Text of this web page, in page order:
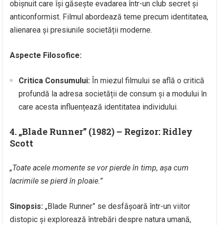
obișnuit care își găsește evadarea într-un club secret și
anticonformist. Filmul abordează teme precum identitatea,
alienarea și presiunile societății moderne.
Aspecte Filosofice:
Critica Consumului: În miezul filmului se află o critică
profundă la adresa societății de consum și a modului în
care acesta influențează identitatea individului.
4. „Blade Runner” (1982) – Regizor: Ridley
Scott
„Toate acele momente se vor pierde în timp, așa cum
lacrimile se pierd în ploaie.”
Sinopsis: „Blade Runner” se desfășoară într-un viitor
distopic și explorează întrebări despre natura umană,